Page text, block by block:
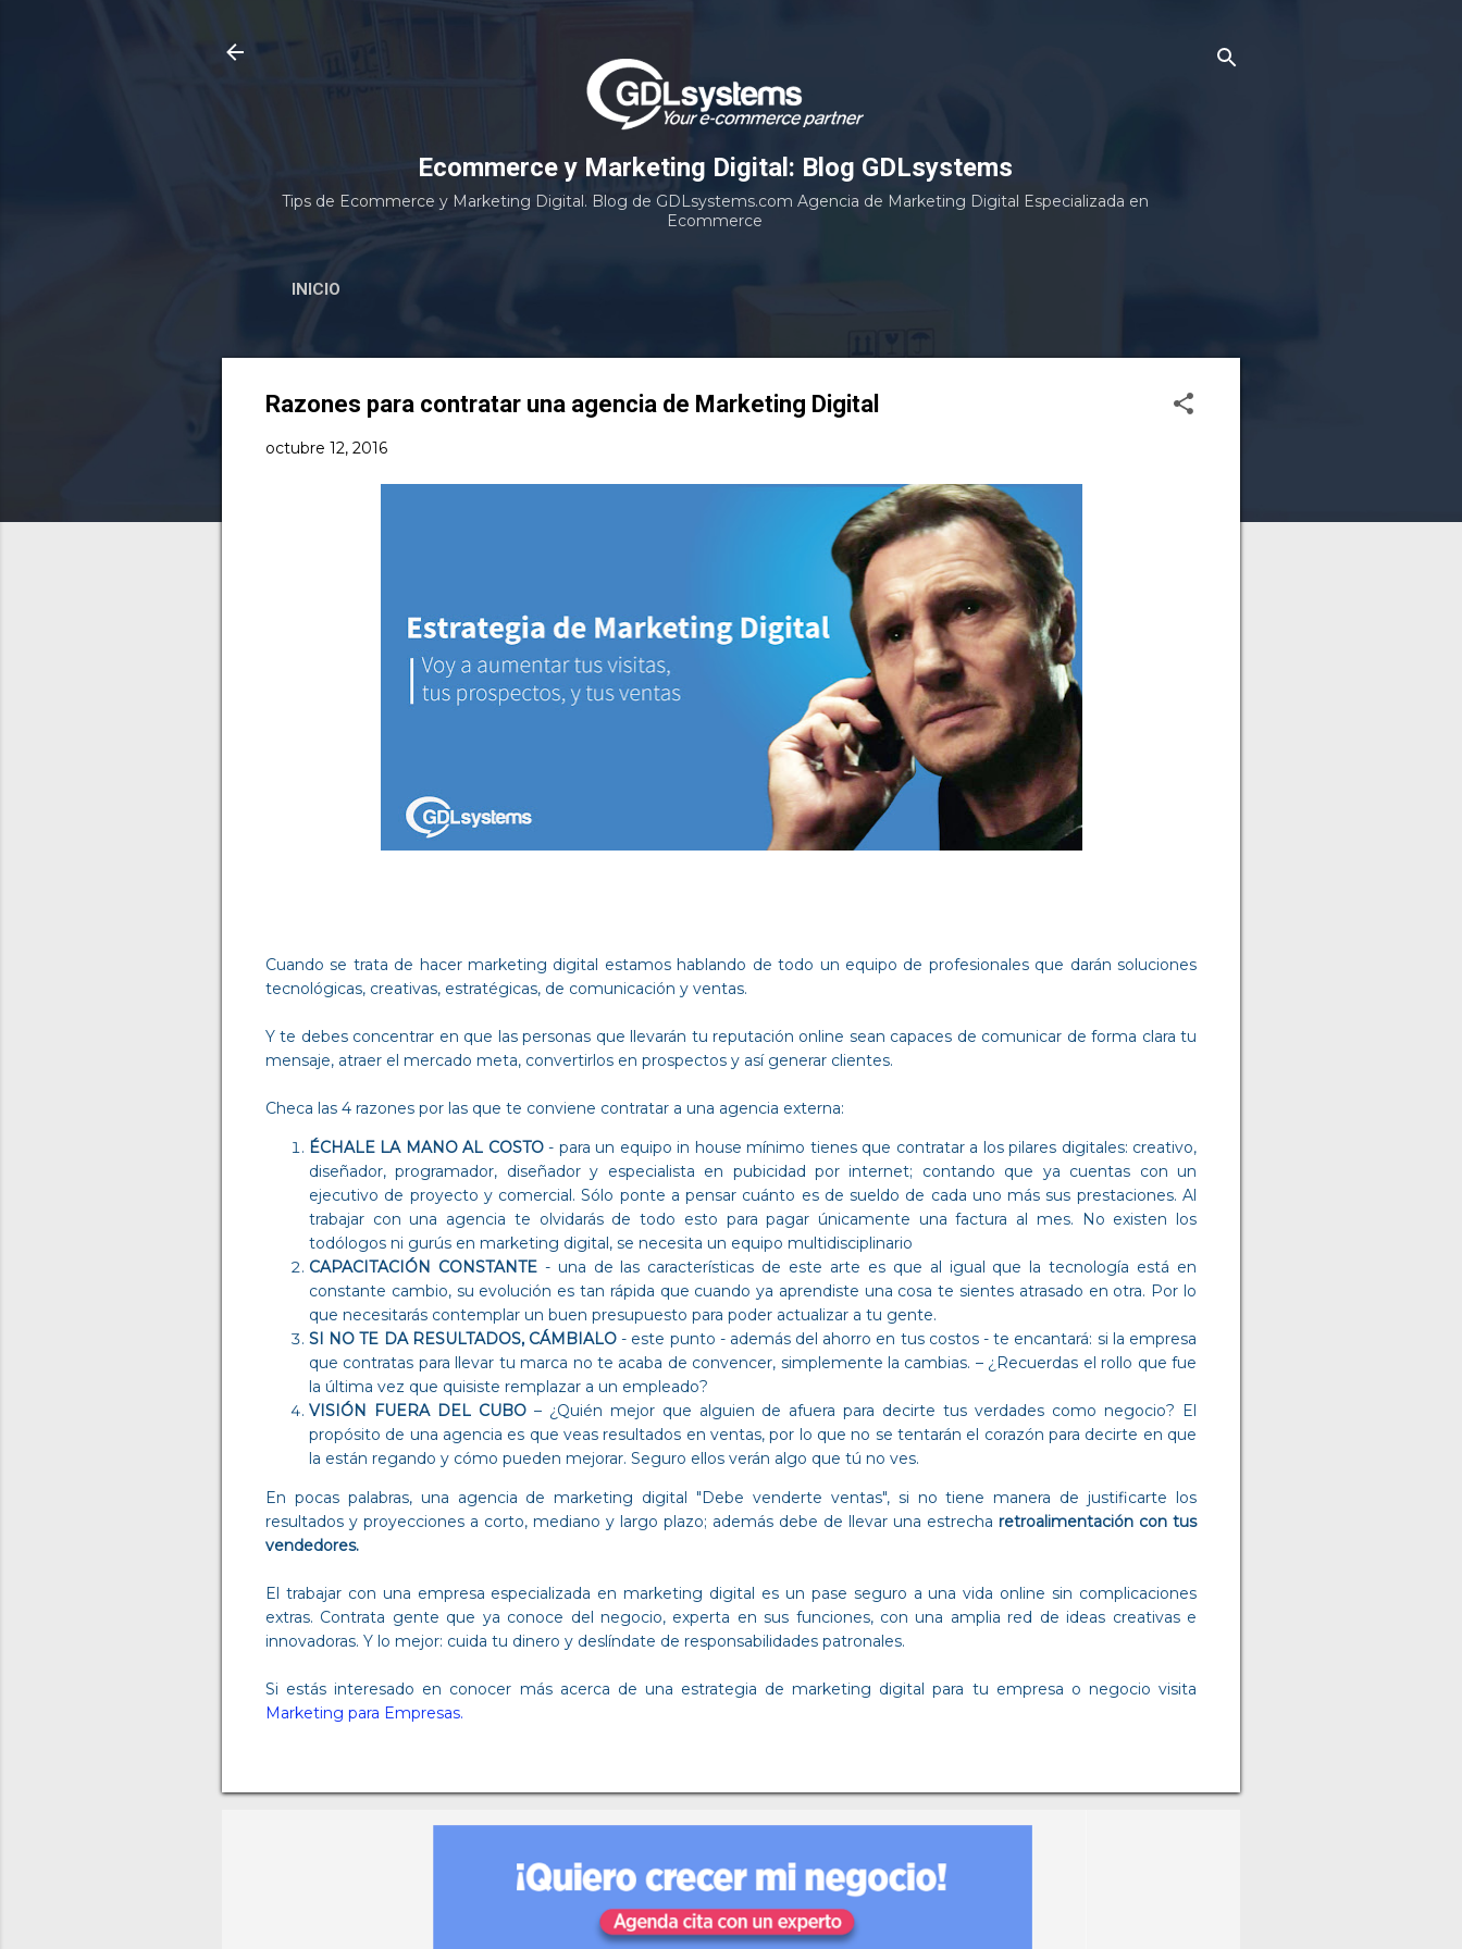
Ecommerce y Marketing Digital: Blog GDLsystems
Tips de Ecommerce y Marketing Digital. Blog de GDLsystems.com Agencia de Marketing Digital Especializada en
Ecommerce
INICIO
Razones para contratar una agencia de Marketing Digital
octubre 12, 2016
Cuando se trata de hacer marketing digital estamos hablando de todo un equipo de profesionales que darán soluciones
tecnológicas, creativas, estratégicas, de comunicación y ventas.
Y te debes concentrar en que las personas que llevarán tu reputación online sean capaces de comunicar de forma clara tu
mensaje, atraer el mercado meta, convertirlos en prospectos y así generar clientes.
Checa las 4 razones por las que te conviene contratar a una agencia externa:
ÉCHALE LA MANO AL COSTO- para un equipo in house mínimo tienes que contratar a los pilares digitales: creativo,
diseñador, programador, diseñador y especialista en pubicidad por internet; contando que ya cuentas con un
ejecutivo de proyecto y comercial. Sólo ponte a pensar cuánto es de sueldo de cada uno más sus prestaciones. Al
trabajar con una agencia te olvidarás de todo esto para pagar únicamente una factura al mes. No existen los
todólogos ni gurús en marketing digital, se necesita un equipo multidisciplinario
CAPACITACIÓN CONSTANTE- una de las características de este arte es que al igual que la tecnología está en
constante cambio, su evolución es tan rápida que cuando ya aprendiste una cosa te sientes atrasado en otra. Por lo
que necesitarás contemplar un buen presupuesto para poder actualizar a tu gente.
SI NO TE DA RESULTADOS, CÁMBIALO- este punto - además del ahorro en tus costos - te encantará: si la empresa
que contratas para llevar tu marca no te acaba de convencer, simplemente la cambias. – ¿Recuerdas el rollo que fue
la última vez que quisiste remplazar a un empleado?
VISIÓN FUERA DEL CUBO– ¿Quién mejor que alguien de afuera para decirte tus verdades como negocio? El
propósito de una agencia es que veas resultados en ventas, por lo que no se tentarán el corazón para decirte en que
la están regando y cómo pueden mejorar. Seguro ellos verán algo que tú no ves.
En pocas palabras, una agencia de marketing digital "Debe venderte ventas", si no tiene manera de justificarte los
resultados y proyecciones a corto, mediano y largo plazo; además debe de llevar una estrecha retroalimentación con tus
vendedores.
El trabajar con una empresa especializada en marketing digital es un pase seguro a una vida online sin complicaciones
extras. Contrata gente que ya conoce del negocio, experta en sus funciones, con una amplia red de ideas creativas e
innovadoras. Y lo mejor: cuida tu dinero y deslíndate de responsabilidades patronales.
Si estás interesado en conocer más acerca de una estrategia de marketing digital para tu empresa o negocio visita
Marketing para Empresas.